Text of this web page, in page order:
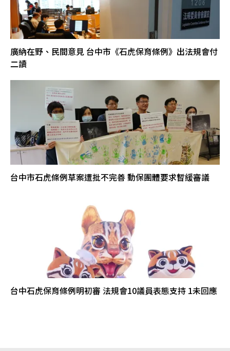
廣納在野、民間意見 台中市《石虎保育條例》出法規會付
二讀
台中市石虎條例草案遭批不完善 動保團體要求暫緩審議
台中石虎保育條例明初審 法規會10議員表態支持 1未回應